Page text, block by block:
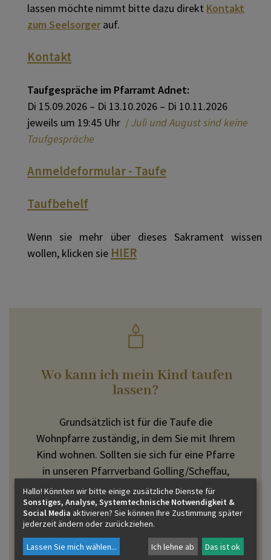
lassen möchte nimmt bitte dazu direkt Kontakt
zum Seelsorgerauf.
Kontakt
Taufgespräche im Pfarramt Adnet:
Di 15.09.2026 – Di 13.10.2026 – Di 10.11.2026
jeweils um 19:45 Uhr /Juli und August sind keine
Taufgespräche
Anmeldeformular - Taufe
Taufbehelf
Wenn sie mehr über dieses Sakrament wissen
wollen, klicken sie HIER
Wo kann ich mein Kind taufen
lassen?
Grundsätzlich ist für die Taufe die
Wohnpfarre zuständig, in dem Sie mit Ihrem
Kind wohnen. Sollten sie sich für eine Pfarre
in unseren Pfarrverband Golling/Scheffau,
Kuchl, St. Koloman, Bad Vigaun, Adnet oder
Krispl entscheiden und in einer anderen
Pfarre wohnen, kontaktieren Sie uns bitte.
Sie benötigen keine Tauferlaubnis von ihrer
Wohnpfarre.
Hallo! Könnten wir bitte einige zusätzliche Dienste für
Sonstiges, Analyse, Systemtechnische Notwendigkeit &
Social Media aktivieren? Sie können Ihre Zustimmung später
jederzeit ändern oder zurückziehen.
Lassen Sie mich wählen... Ich lehne ab Das ist ok